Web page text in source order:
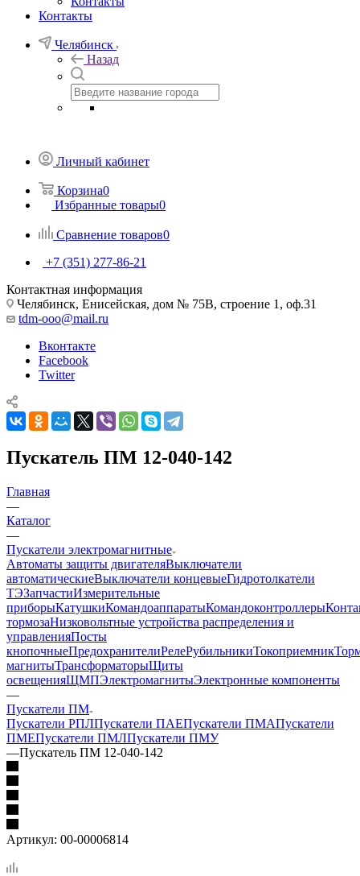
Контакты
Челябинск
Назад
Личный кабинет
Корзина0
Избранные товары0
Сравнение товаров0
+7 (351) 277-86-21
Контактная информация
Челябинск, Енисейская, дом № 75В, строение 1, оф.31
tdm-ooo@mail.ru
Вконтакте
Facebook
Twitter
Пускатель ПМ 12-040-142
Главная
—
Каталог
—
Пускатели электромагнитные
Автоматы защиты двигателяВыключатели
автоматическиеВыключатели концевыеГидротолкатели
ТЭЗапчастиИзмерительные
приборыКатушкиКомандоаппаратыКомандоконтроллеры
тормозаНизковольтные устройства распределения и
управленияПосты
кнопочныеПредохранителиРелеРубильникиТокоприемник
магнитыТрансформаторыЩиты
освещенияЩМПЭлектромагнитыЭлектронные компоненты
—
Пускатели ПМ
Пускатели РПЛПускатели ПАЕПускатели ПМАПускатели
ПМЕПускатели ПМЛПускатели ПМУ
—Пускатель ПМ 12-040-142
Артикул: 00-00006814